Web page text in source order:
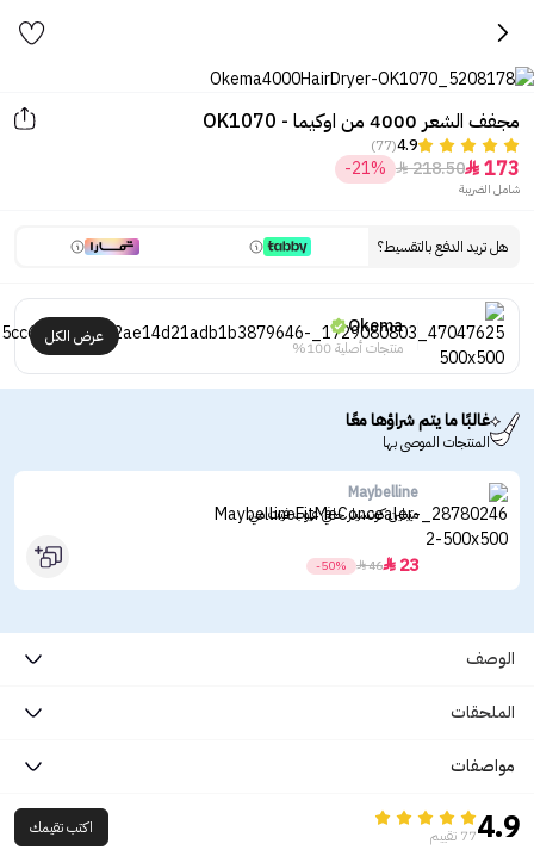
مجفف الشعر 4000 من اوكيما - OK1070
4.9
(77)
173

218.50

-21%
شامل الضريبة
هل تريد الدفع بالتقسيط؟
Okema
منتجات أصلية 100%
عرض الكل
غالبًا ما يتم شراؤها معًا
المنتجات الموصى بها
Maybelline
ميبلين كونسيلر خافي عيوب فيت مي
23

46

-50%
الوصف
الملحقات
مواصفات
4.977 تقييم اكتب تقيمك